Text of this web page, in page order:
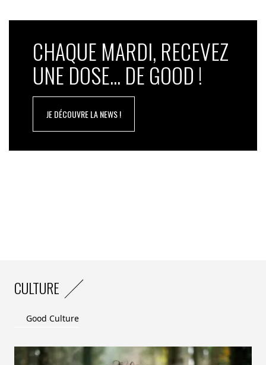
CHAQUE MARDI, RECEVEZ
UNE DOSE... DE GOOD !
JE DÉCOUVRE LA NEWS !
CULTURE
Good Culture